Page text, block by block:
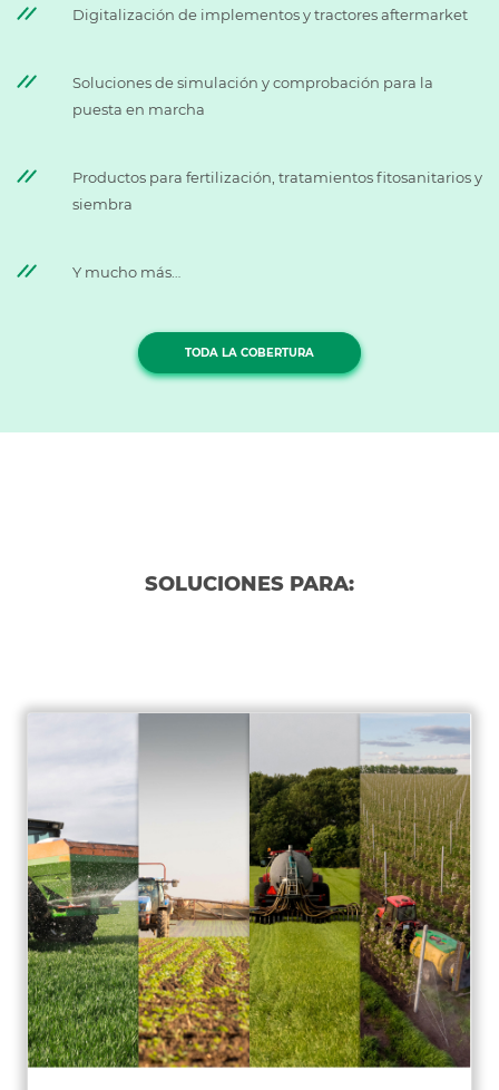
Digitalización de implementos y tractores aftermarket
Soluciones de simulación y comprobación para la
puesta en marcha
Productos para fertilización, tratamientos fitosanitarios y
siembra
Y mucho más…
TODA LA COBERTURA
SOLUCIONES PARA: